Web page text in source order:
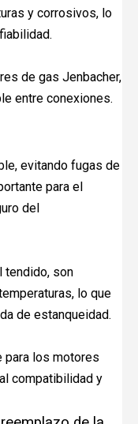
y corrosivos, lo
de gas Jenbacher,
entre conexiones.
evitando fugas de
para el
del
tendido, son
lo que
de estanqueidad.
para los motores
compatibilidad y